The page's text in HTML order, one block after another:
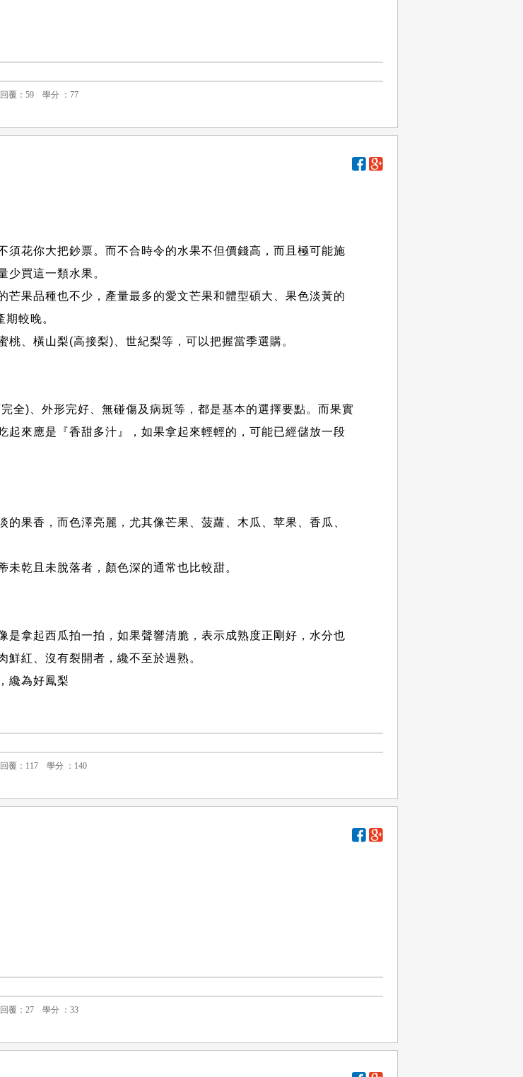
須花你大把鈔票。而不合時令的水果不但價錢高，而且極可能施
少買這一類水果。
芒果品種也不少，產量最多的愛文芒果和體型碩大、果色淡黃的
較晚。
、橫山梨(高接梨)、世紀梨等，可以把握當季選購。
全)、外形完好、無碰傷及病斑等，都是基本的選擇要點。而果實
起來應是『香甜多汁』，如果拿起來輕輕的，可能已經儲放一段
果香，而色澤亮麗，尤其像芒果、菠蘿、木瓜、苹果、香瓜、
乾且未脫落者，顏色深的通常也比較甜。
是拿起西瓜拍一拍，如果聲響清脆，表示成熟度正剛好，水分也
紅、沒有裂開者，纔不至於過熟。
纔為好鳳梨